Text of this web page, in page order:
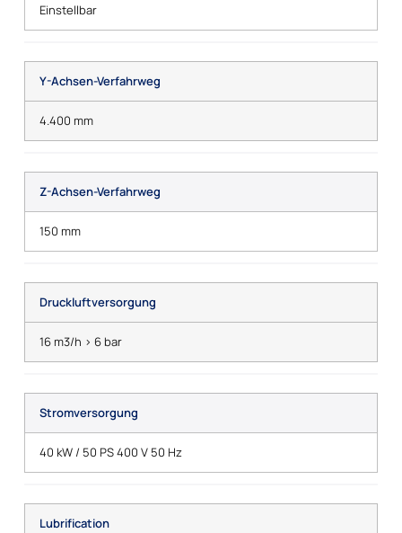
Einstellbar
Y-Achsen-Verfahrweg
4.400 mm
Z-Achsen-Verfahrweg
150 mm
Druckluftversorgung
16 m3/h > 6 bar
Stromversorgung
40 kW / 50 PS 400 V 50 Hz
Lubrification